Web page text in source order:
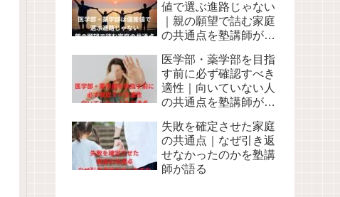
値で選ぶ進路じゃない
｜親の願望で詰む家庭
の共通点を塾講師が語
医学部・薬学部を目指
す前に必ず確認すべき
適性｜向いていない人
の共通点を塾講師が語
失敗を確定させた家庭
の共通点｜なぜ引き返
せなかったのかを塾講
師が語る